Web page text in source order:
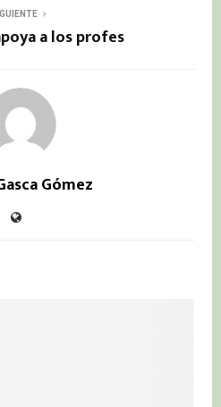
a los profes
Gómez